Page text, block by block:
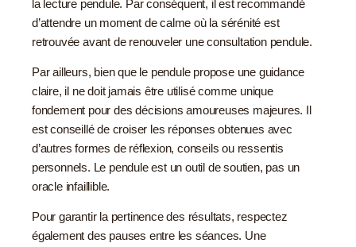
la lecture pendule. Par conséquent, il est recommandé
d’attendre un moment de calme où la sérénité est
retrouvée avant de renouveler une consultation pendule.
Par ailleurs, bien que le pendule propose une guidance
claire, il ne doit jamais être utilisé comme unique
fondement pour des décisions amoureuses majeures. Il
est conseillé de croiser les réponses obtenues avec
d’autres formes de réflexion, conseils ou ressentis
personnels. Le pendule est un outil de soutien, pas un
oracle infaillible.
Pour garantir la pertinence des résultats, respectez
également des pauses entre les séances. Une